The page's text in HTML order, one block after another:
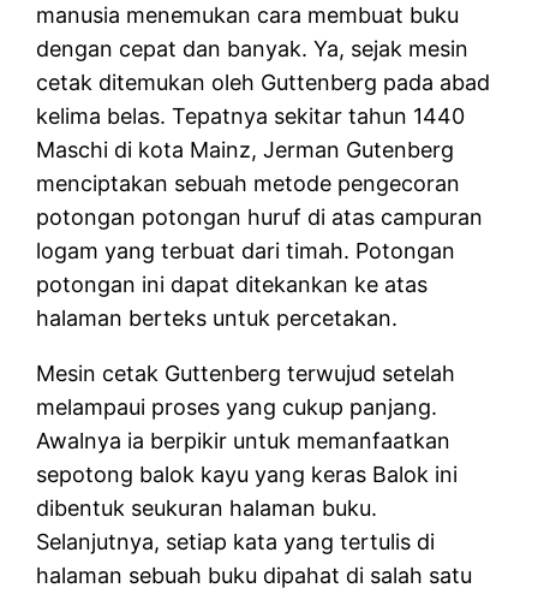
manusia menemukan cara membuat buku
dengan cepat dan banyak. Ya, sejak mesin
cetak ditemukan oleh Guttenberg pada abad
kelima belas. Tepatnya sekitar tahun 1440
Maschi di kota Mainz, Jerman Gutenberg
menciptakan sebuah metode pengecoran
potongan potongan huruf di atas campuran
logam yang terbuat dari timah. Potongan
potongan ini dapat ditekankan ke atas
halaman berteks untuk percetakan.
Mesin cetak Guttenberg terwujud setelah
melampaui proses yang cukup panjang.
Awalnya ia berpikir untuk memanfaatkan
sepotong balok kayu yang keras Balok ini
dibentuk seukuran halaman buku.
Selanjutnya, setiap kata yang tertulis di
halaman sebuah buku dipahat di salah satu